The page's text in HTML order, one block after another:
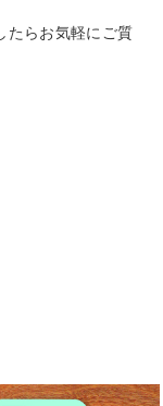
たらお気軽にご質